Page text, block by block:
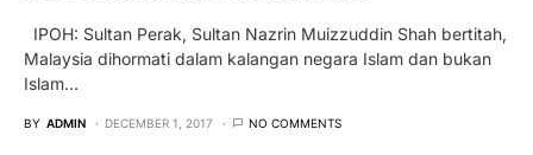
IPOH: Sultan Perak, Sultan Nazrin Muizzuddin Shah bertitah,
Malaysia dihormati dalam kalangan negara Islam dan bukan
Islam…
BY ADMIN DECEMBER 1, 2017 NO COMMENTS